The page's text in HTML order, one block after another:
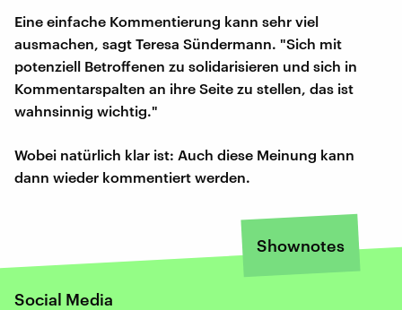
Eine einfache Kommentierung kann sehr viel
ausmachen, sagt Teresa Sündermann. "Sich mit
potenziell Betroffenen zu solidarisieren und sich in
Kommentarspalten an ihre Seite zu stellen, das ist
wahnsinnig wichtig."
Wobei natürlich klar ist: Auch diese Meinung kann
dann wieder kommentiert werden.
Shownotes
Social Media